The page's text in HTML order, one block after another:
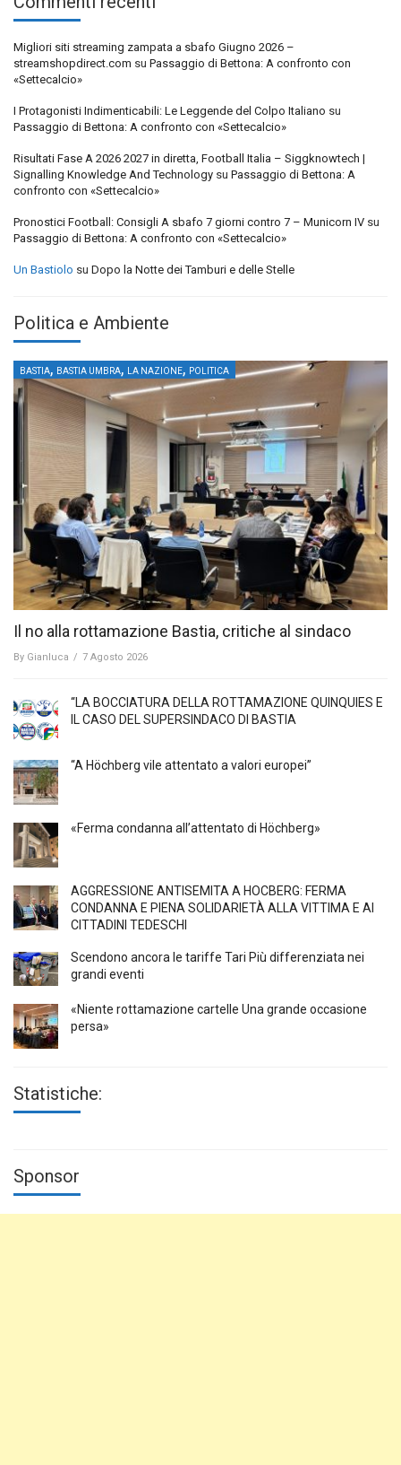
Migliori siti streaming zampata a sbafo Giugno 2026 –
streamshopdirect.com su Passaggio di Bettona: A confronto con
«Settecalcio»
I Protagonisti Indimenticabili: Le Leggende del Colpo Italiano su
Passaggio di Bettona: A confronto con «Settecalcio»
Risultati Fase A 2026 2027 in diretta, Football Italia – Siggknowtech |
Signalling Knowledge And Technology su Passaggio di Bettona: A
confronto con «Settecalcio»
Pronostici Football: Consigli A sbafo 7 giorni contro 7 – Municorn IV su
Passaggio di Bettona: A confronto con «Settecalcio»
Un Bastiolo su Dopo la Notte dei Tamburi e delle Stelle
Politica e Ambiente
BASTIA, BASTIA UMBRA, LA NAZIONE, POLITICA
Il no alla rottamazione Bastia, critiche al sindaco
By Gianluca / 7 Agosto 2026
“LA BOCCIATURA DELLA ROTTAMAZIONE QUINQUIES E
IL CASO DEL SUPERSINDACO DI BASTIA
“A Höchberg vile attentato a valori europei”
«Ferma condanna all’attentato di Höchberg»
AGGRESSIONE ANTISEMITA A HÖCBERG: FERMA
CONDANNA E PIENA SOLIDARIETÀ ALLA VITTIMA E AI
CITTADINI TEDESCHI
Scendono ancora le tariffe Tari Più differenziata nei
grandi eventi
«Niente rottamazione cartelle Una grande occasione
persa»
Statistiche:
Sponsor